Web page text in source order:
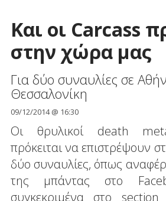
Και οι Carcass
στην χώρα μας
Για δύο συναυλίες σε
Θεσσαλονίκη
09/12/2014 @ 16:30
Οι θρυλικοί death
πρόκειται να επιστρέψουν
δύο συναυλίες, όπως
της μπάντας στο
συγκεκριμένα στο